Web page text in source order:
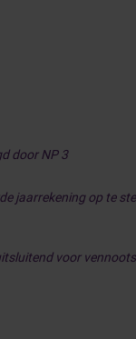
door NP 3
jaarrekening op te
voor